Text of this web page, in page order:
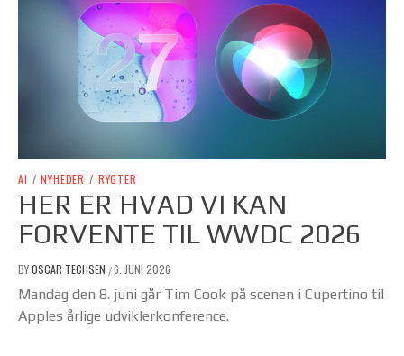
AI / NYHEDER / RYGTER
HER ER HVAD VI KAN
FORVENTE TIL WWDC 2026
BYOSCAR TECHSEN /6. JUNI 2026
Mandag den 8. juni går Tim Cook på scenen i Cupertino til
Apples årlige udviklerkonference.